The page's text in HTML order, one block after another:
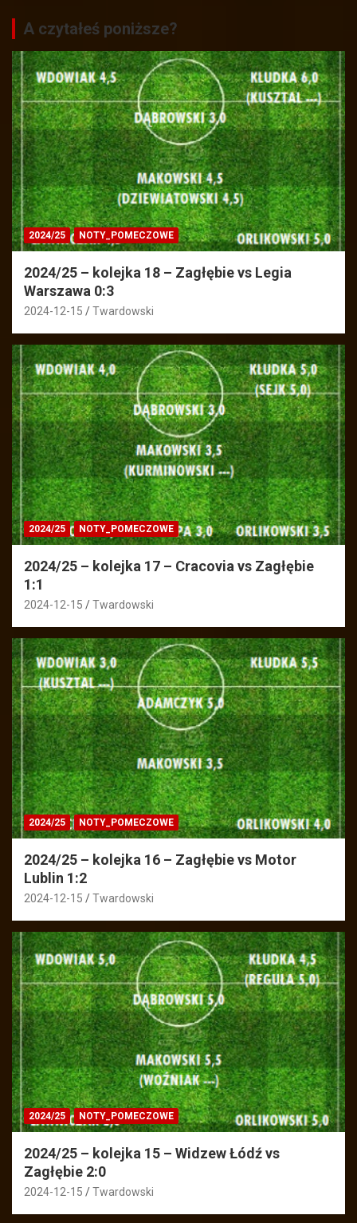
A czytałeś poniższe?
2024/25 NOTY_POMECZOWE
2024/25 – kolejka 18 – Zagłębie vs Legia
Warszawa 0:3
2024-12-15 Twardowski
2024/25 NOTY_POMECZOWE
2024/25 – kolejka 17 – Cracovia vs Zagłębie
1:1
2024-12-15 Twardowski
2024/25 NOTY_POMECZOWE
2024/25 – kolejka 16 – Zagłębie vs Motor
Lublin 1:2
2024-12-15 Twardowski
2024/25 NOTY_POMECZOWE
2024/25 – kolejka 15 – Widzew Łódź vs
Zagłębie 2:0
2024-12-15 Twardowski